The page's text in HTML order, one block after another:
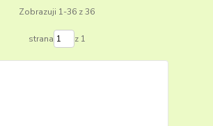
Zobrazuji 1-36 z 36
strana z 1